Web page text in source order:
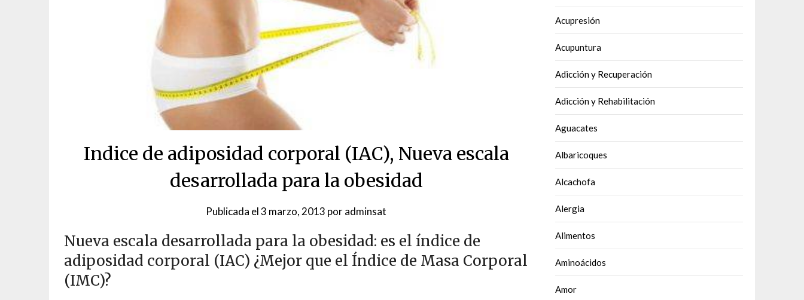
Indice de adiposidad corporal (IAC), Nueva escala
desarrollada para la obesidad
Publicada el3 marzo, 2013 poradminsat
Nueva escala desarrollada para la obesidad: es el índice de
adiposidad corporal (IAC) ¿Mejor que el Índice de Masa Corporal
(IMC)?
Acupresión
Acupuntura
Adicción y Recuperación
Adicción y Rehabilitación
Aguacates
Albaricoques
Alcachofa
Alergia
Alimentos
Aminoácidos
Amor